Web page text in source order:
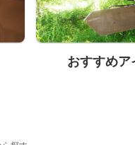
おすすめア